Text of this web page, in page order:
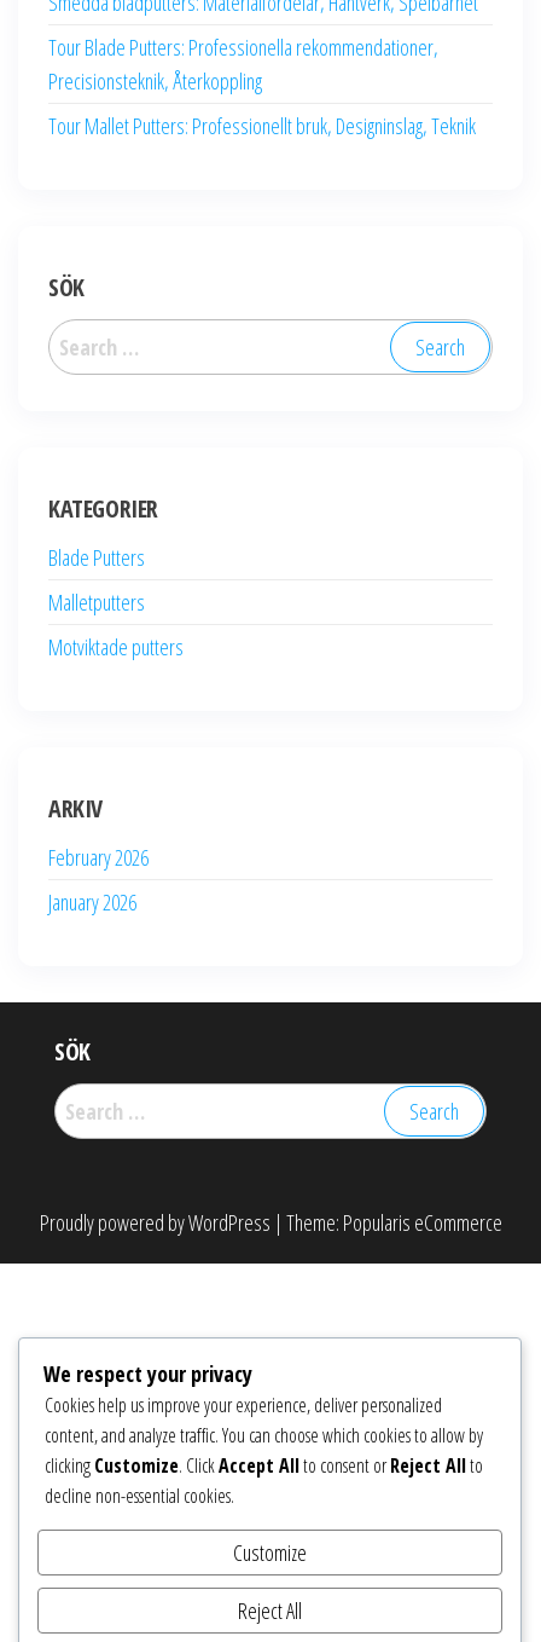
Tour Blade Putters: Professionella rekommendationer,
Precisionsteknik, Återkoppling
Tour Mallet Putters: Professionellt bruk, Designinslag, Teknik
SÖK
Search
for:
KATEGORIER
Blade Putters
Malletputters
Motviktade putters
ARKIV
February 2026
January 2026
SÖK
Search
for:
Proudly powered byWordPress | Theme: Popularis eCommerce
We respect your privacy
Cookies help us improve your experience, deliver personalized
content, and analyze traffic. You can choose which cookies to allow by
clickingCustomize. ClickAccept Allto consent orReject Allto
decline non-essential cookies.
Customize
Reject All